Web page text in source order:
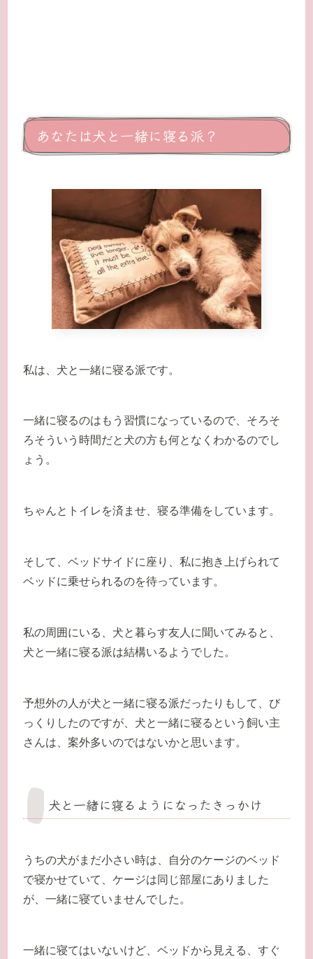
あなたは犬と一緒に寝る派？
私は、犬と一緒に寝る派です。
一緒に寝るのはもう習慣になっているので、そろそ
ろそういう時間だと犬の方も何となくわかるのでし
ょう。
ちゃんとトイレを済ませ、寝る準備をしています。
そして、ベッドサイドに座り、私に抱き上げられて
ベッドに乗せられるのを待っています。
私の周囲にいる、犬と暮らす友人に聞いてみると、
犬と一緒に寝る派は結構いるようでした。
予想外の人が犬と一緒に寝る派だったりもして、び
っくりしたのですが、犬と一緒に寝るという飼い主
さんは、案外多いのではないかと思います。
犬と一緒に寝るようになったきっかけ
うちの犬がまだ小さい時は、自分のケージのベッド
で寝かせていて、ケージは同じ部屋にありました
が、一緒に寝ていませんでした。
一緒に寝てはいないけど、ベッドから見える、すぐ